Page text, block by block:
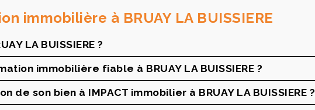
immobilière à BRUAY LA BUISSIERE
LA BUISSIERE ?
immobilière fiable à BRUAY LA BUISSIERE ?
son bien à IMPACT immobilier à BRUAY LA BUISSIERE ?